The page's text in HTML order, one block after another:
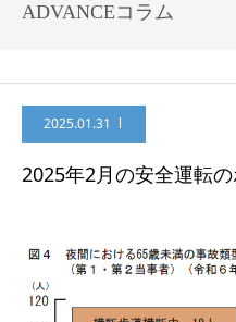
ADVANCEコラム
2025.01.31
2025年2月の安全運転